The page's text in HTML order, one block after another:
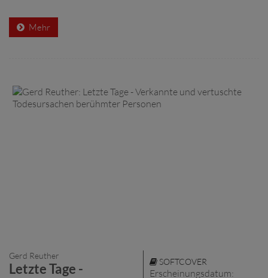
Mehr
Gerd Reuther
Letzte Tage -
SOFTCOVER
Erscheinungsdatum: